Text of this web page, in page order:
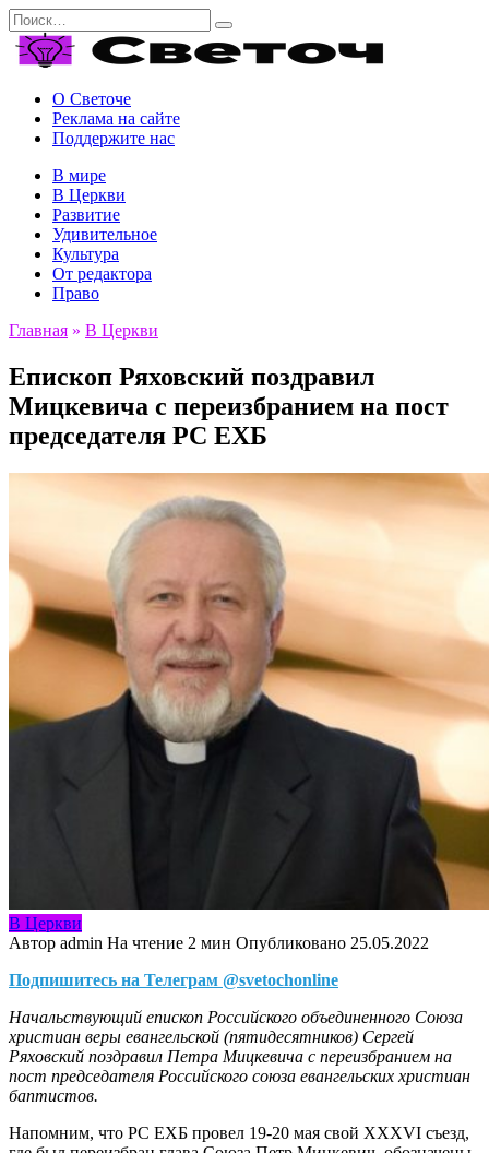
Перейти
к
содержанию
Search
for:
О Светоче
Реклама на сайте
Поддержите нас
В мире
В Церкви
Развитие
Удивительное
Культура
От редактора
Право
Главная » В Церкви
Епископ Ряховский поздравил
Мицкевича с переизбранием на пост
председателя РС ЕХБ
В Церкви
Автор admin На чтение 2 мин Опубликовано 25.05.2022
Подпишитесь на Телеграм @svetochonline
Начальствующий епископ Российского объединенного Союза
христиан веры евангельской (пятидесятников) Сергей
Ряховский поздравил Петра Мицкевича с переизбранием на
пост председателя Российского союза евангельских христиан
баптистов.
Напомним, что РС ЕХБ провел 19-20 мая свой ХХХVI съезд,